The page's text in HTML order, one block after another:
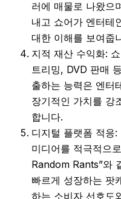
러에 매물로 나왔으
내고 쇼어가 엔터테
대한 이해를 보여줍
지적 재산 수익화:
트리밍, DVD 판매
출하는 능력은 엔터
장기적인 가치를 강
합니다.
디지털 플랫폼 적응
미디어를 적극적으
Random Rants”와
빠르게 성장하는 팟
하는 소비자 선호도